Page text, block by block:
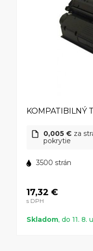
KOMPATIBILNÝ
0,005 € za
pokrytie
3500 strán
17,32 €
s DPH
Skladom, do 11. 8.